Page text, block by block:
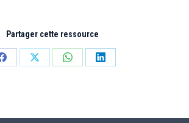
Partager cette ressource
PartagerPartagerPartagerPartager